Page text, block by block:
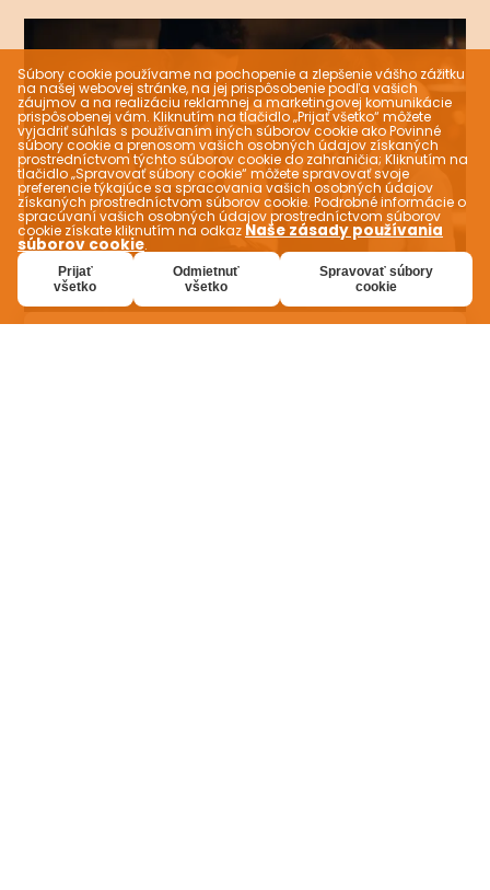
Súbory cookie používame na pochopenie a zlepšenie vášho zážitku
na našej webovej stránke, na jej prispôsobenie podľa vašich
záujmov a na realizáciu reklamnej a marketingovej komunikácie
prispôsobenej vám. Kliknutím na tlačidlo „Prijať všetko“ môžete
vyjadriť súhlas s používaním iných súborov cookie ako Povinné
súbory cookie a prenosom vašich osobných údajov získaných
prostredníctvom týchto súborov cookie do zahraničia; Kliknutím na
tlačidlo „Spravovať súbory cookie“ môžete spravovať svoje
preferencie týkajúce sa spracovania vašich osobných údajov
získaných prostredníctvom súborov cookie. Podrobné informácie o
spracúvaní vašich osobných údajov prostredníctvom súborov
cookie získate kliknutím na odkaz Naše zásady používania
súborov cookie.
Prijať
všetko
Odmietnuť
všetko
Spravovať súbory
cookie